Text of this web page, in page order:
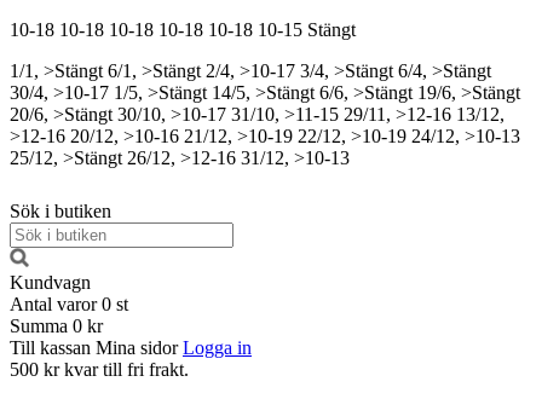
10-18 10-18 10-18 10-18 10-18 10-15 Stängt
1/1, >Stängt 6/1, >Stängt 2/4, >10-17 3/4, >Stängt 6/4, >Stängt
30/4, >10-17 1/5, >Stängt 14/5, >Stängt 6/6, >Stängt 19/6, >Stängt
20/6, >Stängt 30/10, >10-17 31/10, >11-15 29/11, >12-16 13/12,
>12-16 20/12, >10-16 21/12, >10-19 22/12, >10-19 24/12, >10-13
25/12, >Stängt 26/12, >12-16 31/12, >10-13
Sök i butiken
Kundvagn
Antal varor 0 st
Summa 0 kr
Till kassan Mina sidor Logga in
500 kr kvar till fri frakt.